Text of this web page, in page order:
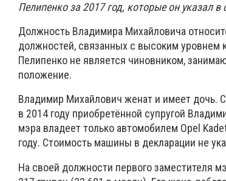
Пелипенко за 2017 год, которые он указал
Должность Владимира Михайловича
должностей, связанных с высоким уровнем
Пелипенко не является чиновником,
положение.
Владимир Михайлович женат и имеет дочь.
в 2014 году приобретённой супругой
мэра владеет только автомобилем Opel
году. Стоимость машины в декларации не
На своей должности первого заместителя